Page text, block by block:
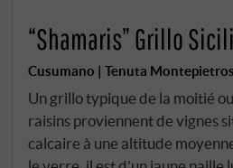
“Shamaris” Grillo
Cusumano | Tenuta
Un grillo typique de la moitié
raisins proviennent de vignes
calcaire à une altitude